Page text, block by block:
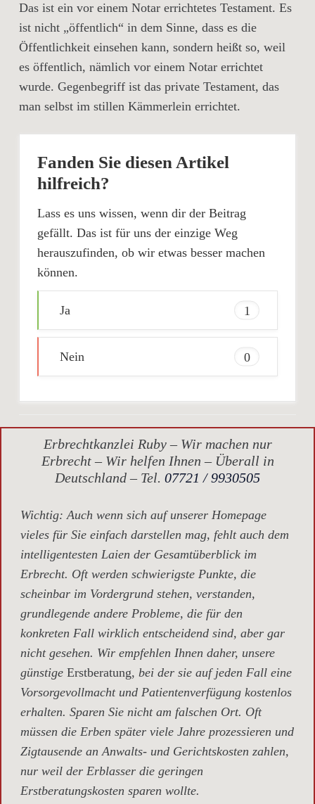
Das ist ein vor einem Notar errichtetes Testament. Es
ist nicht „öffentlich“ in dem Sinne, dass es die
Öffentlichkeit einsehen kann, sondern heißt so, weil
es öffentlich, nämlich vor einem Notar errichtet
wurde. Gegenbegriff ist das private Testament, das
man selbst im stillen Kämmerlein errichtet.
Fanden Sie diesen Artikel
hilfreich?
Lass es uns wissen, wenn dir der Beitrag
gefällt. Das ist für uns der einzige Weg
herauszufinden, ob wir etwas besser machen
können.
Ja 1
Nein 0
Erbrechtkanzlei Ruby – Wir machen nur
Erbrecht – Wir helfen Ihnen – Überall in
Deutschland – Tel. 07721 / 9930505
Wichtig: Auch wenn sich auf unserer Homepage
vieles für Sie einfach darstellen mag, fehlt auch dem
intelligentesten Laien der Gesamtüberblick im
Erbrecht. Oft werden schwierigste Punkte, die
scheinbar im Vordergrund stehen, verstanden,
grundlegende andere Probleme, die für den
konkreten Fall wirklich entscheidend sind, aber gar
nicht gesehen. Wir empfehlen Ihnen daher, unsere
günstige Erstberatung, bei der sie auf jeden Fall eine
Vorsorgevollmacht und Patientenverfügung kostenlos
erhalten. Sparen Sie nicht am falschen Ort. Oft
müssen die Erben später viele Jahre prozessieren und
Zigtausende an Anwalts- und Gerichtskosten zahlen,
nur weil der Erblasser die geringen
Erstberatungskosten sparen wollte.